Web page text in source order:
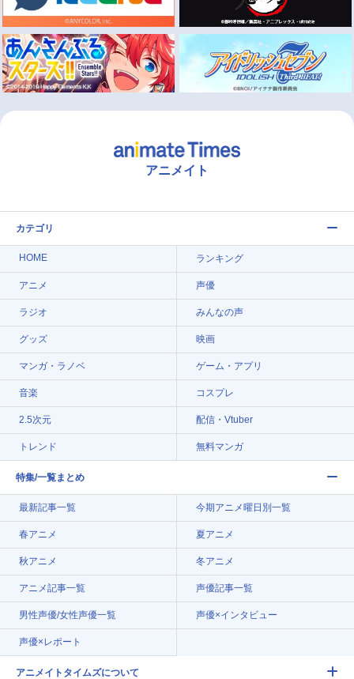
アニメイト
カテゴリ
HOME ランキング
アニメ 声優
ラジオ みんなの声
グッズ 映画
マンガ・ラノベ ゲーム・アプリ
音楽 コスプレ
2.5次元 配信・Vtuber
トレンド 無料マンガ
特集/一覧まとめ
最新記事一覧 今期アニメ曜日別一覧
春アニメ 夏アニメ
秋アニメ 冬アニメ
アニメ記事一覧 声優記事一覧
男性声優/女性声優一覧 声優×インタビュー
声優×レポート
アニメイトタイムズについて